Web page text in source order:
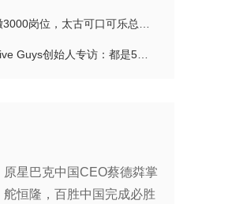
类增长态势良好，华润饮料下半年要打三场关键战役，帝亚吉欧新帅努力应对白酒市场影响
子和妻子在打理，绝不会与麦当劳正面竞争，要公司上市或卖盘的建议不时出现
原星巴克中国CEO蔡德粦掌
舵恒隆，百胜中国完成必胜